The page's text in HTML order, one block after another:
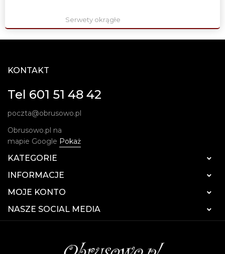
Serwety okrągłe
KONTAKT
Tel 601 51 48 42
poczta@obrusowo.pl
Obrusowo.pl na
mapie Google Pokaż
KATEGORIE 
INFORMACJE 
MOJE KONTO 
NASZE SOCIAL MEDIA 